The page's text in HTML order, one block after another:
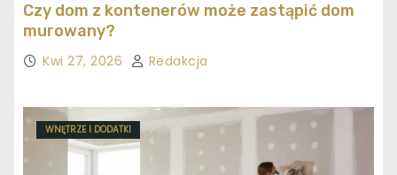
Czy dom z kontenerów może zastąpić dom
murowany?
Kwi 27, 2026 Redakcja
WNĘTRZE I DODATKI